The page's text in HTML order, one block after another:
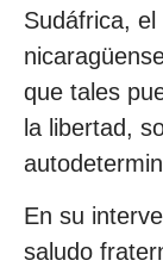
Sudáfrica,
que tales
la libertad,
En su
saludo